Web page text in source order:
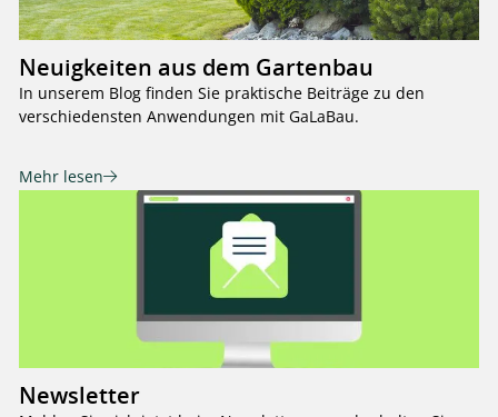
Neuigkeiten aus dem Gartenbau
In unserem Blog finden Sie praktische Beiträge zu den
verschiedensten Anwendungen mit GaLaBau.
Mehr lesen
Newsletter